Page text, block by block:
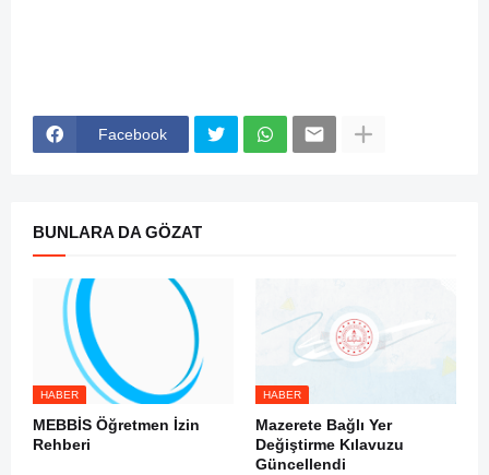
Facebook
BUNLARA DA GÖZAT
HABER
MEBBİS Öğretmen İzin
Rehberi
HABER
Mazerete Bağlı Yer
Değiştirme Kılavuzu
Güncellendi